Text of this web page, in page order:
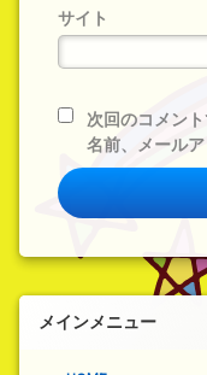
サイト
次回のコメン
名前、メールア
メインメニュー